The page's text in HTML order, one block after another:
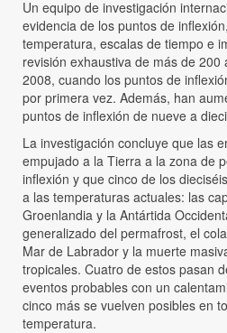
Un equipo de investigación
evidencia de los puntos de
temperatura, escalas de tiempo e
revisión exhaustiva de más de
2008, cuando los puntos de
por primera vez. Además, han
puntos de inflexión de nueve a
La investigación concluye que las
empujado a la Tierra a la zona de
inflexión y que cinco de los
a las temperaturas actuales: las
Groenlandia y la Antártida
generalizado del permafrost, el
Mar de Labrador y la muerte
tropicales. Cuatro de estos pasan
eventos probables con un
cinco más se vuelven posibles en
temperatura.